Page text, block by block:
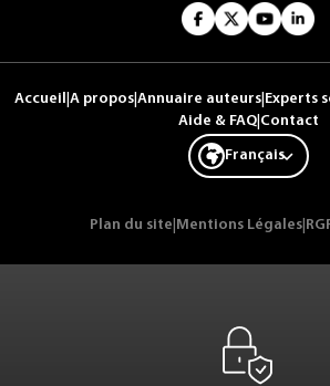
Accueil A propos Annuaire auteurs Experts
Aide & FAQ| Contact
Français
Plan du site Mentions Légales